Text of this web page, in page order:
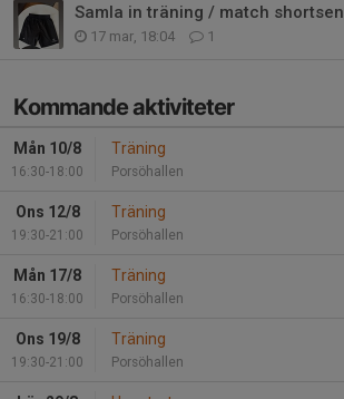
Samla in träning / match shortsen
17 mar, 18:04 1
Kommande aktiviteter
Mån 10/8
16:30-18:00
Träning
Porsöhallen
Ons 12/8
19:30-21:00
Träning
Porsöhallen
Mån 17/8
16:30-18:00
Träning
Porsöhallen
Ons 19/8
19:30-21:00
Träning
Porsöhallen